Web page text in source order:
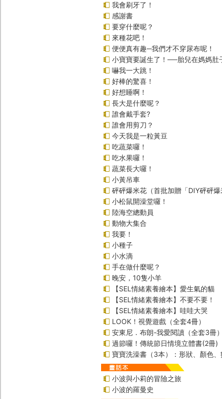
我會刷牙了！
感謝書
要穿什麼呢？
來種花吧！
便便真有趣─我們才不穿尿布呢！
小寶寶要誕生了！──胎兒在媽媽肚
嚇我一大跳！
好棒的驚喜！
好想睡啊！
長大是什麼呢？
誰會戴手套?
誰會用剪刀？
今天我是一粒黃豆
吃蔬菜囉！
吃水果囉！
蔬菜長大囉！
小黃吊車
砰砰爆米花（首批加贈「DIY砰砰
小松鼠開澡堂囉！
陸海空總動員
動物大集合
我要！
小種子
小水滴
手在做什麼呢？
晚安，10隻小羊
【SEL情緒素養繪本】愛生氣的貓
【SEL情緒素養繪本】不要不要！
【SEL情緒素養繪本】哇哇大哭
LOOK！視覺遊戲（全套4冊）
安東尼．布朗-我愛閱讀（全套3冊
過節囉！傳統節日情境立體書(2冊)
寶寶洗澡書（3本）：形狀、顏色、
小波與小莉的冒險之旅
小波的羅曼史